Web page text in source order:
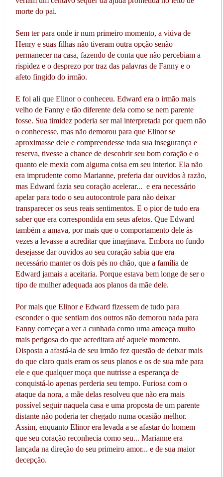
morte do pai.
Sem ter para onde ir num primeiro momento, a viúva de
Henry e suas filhas não tiveram outra opção senão
permanecer na casa, fazendo de conta que não percebiam a
rispidez e o desprezo por traz das palavras de Fanny e o
afeto fingido do irmão.
E foi ali que Elinor o conheceu. Edward era o irmão mais
velho de Fanny e tão diferente dela como se nem parente
fosse. Sua timidez poderia ser mal interpretada por quem não
o conhecesse, mas não demorou para que Elinor se
aproximasse dele e compreendesse toda sua insegurança e
reserva, tivesse a chance de descobrir seu bom coração e o
quanto ele mexia com alguma coisa em seu interior. Ela não
era imprudente como Marianne, preferia dar ouvidos à razão,
mas Edward fazia seu coração acelerar... e era necessário
apelar para todo o seu autocontrole para não deixar
transparecer os seus reais sentimentos. E o pior de tudo era
saber que era correspondida em seus afetos. Que Edward
também a amava, por mais que o comportamento dele às
vezes a levasse a acreditar que imaginava. Embora no fundo
desejasse dar ouvidos ao seu coração sabia que era
necessário manter os dois pés no chão, que a família de
Edward jamais a aceitaria. Porque estava bem longe de ser o
tipo de mulher adequada aos planos da mãe dele.
Por mais que Elinor e Edward fizessem de tudo para
esconder o que sentiam dos outros não demorou nada para
Fanny começar a ver a cunhada como uma ameaça muito
mais perigosa do que acreditara até aquele momento.
Disposta a afastá-la de seu irmão fez questão de deixar mais
do que claro quais eram os seus planos e os de sua mãe para
ele e que qualquer moça que nutrisse a esperança de
conquistá-lo apenas perderia seu tempo. Furiosa com o
ataque da nora, a mãe delas resolveu que não era mais
possível seguir naquela casa e uma proposta de um parente
distante não poderia ter chegado numa ocasião melhor.
Assim, enquanto Elinor era levada a se afastar do homem
que seu coração reconhecia como seu... Marianne era
lançada na direção do seu primeiro amor... e de sua maior
decepção.